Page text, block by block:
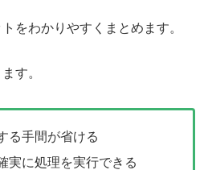
をわかりやすくまとめます。
す。
る手間が省ける
実に処理を実行できる